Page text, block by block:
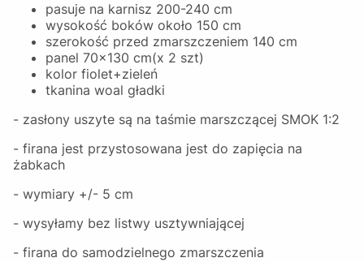
pasuje na karnisz 200-240 cm
wysokość boków około 150 cm
szerokość przed zmarszczeniem 140 cm
panel 70x130 cm(x 2 szt)
kolor fiolet+zieleń
tkanina woal gładki
- zasłony uszyte są na taśmie marszczącej SMOK 1:2
- firana jest przystosowana jest do zapięcia na
żabkach
- wymiary +/- 5 cm
- wysyłamy bez listwy usztywniającej
- firana do samodzielnego zmarszczenia